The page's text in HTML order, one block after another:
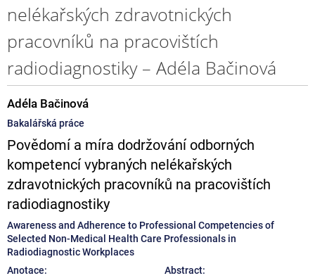
nelékařských zdravotnických
pracovníků na pracovištích
radiodiagnostiky – Adéla Bačinová
Adéla Bačinová
Bakalářská práce
Povědomí a míra dodržování odborných
kompetencí vybraných nelékařských
zdravotnických pracovníků na pracovištích
radiodiagnostiky
Awareness and Adherence to Professional Competencies of
Selected Non-Medical Health Care Professionals in
Radiodiagnostic Workplaces
Anotace:
Abstract: